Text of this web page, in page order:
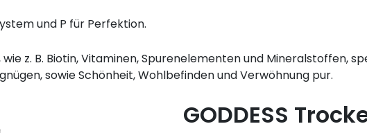
und P für Perfektion.
z. B. Biotin, Vitaminen, Spurenelementen und Mineralstoffen,
sowie Schönheit, Wohlbefinden und Verwöhnung pur.
GODDESS